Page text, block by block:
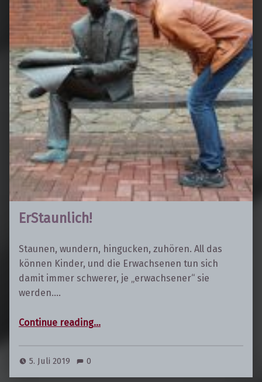
ErStaunlich!
Staunen, wundern, hingucken, zuhören. All das
können Kinder, und die Erwachsenen tun sich
damit immer schwerer, je „erwachsener“ sie
werden.…
Continue reading…
5. Juli 2019 0